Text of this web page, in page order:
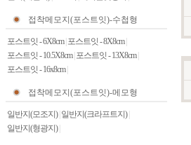
접착메모지(포스트잇)-수첩형
포스트잇 - 6X8cm| 포스트잇 - 8X8cm|
포스트잇 - 10.5X8cm| 포스트잇 - 13X8cm|
포스트잇 - 16x8cm|
접착메모지(포스트잇)-메모형
일반지(모조지)| 일반지(크라프트지)|
일반지(형광지)|